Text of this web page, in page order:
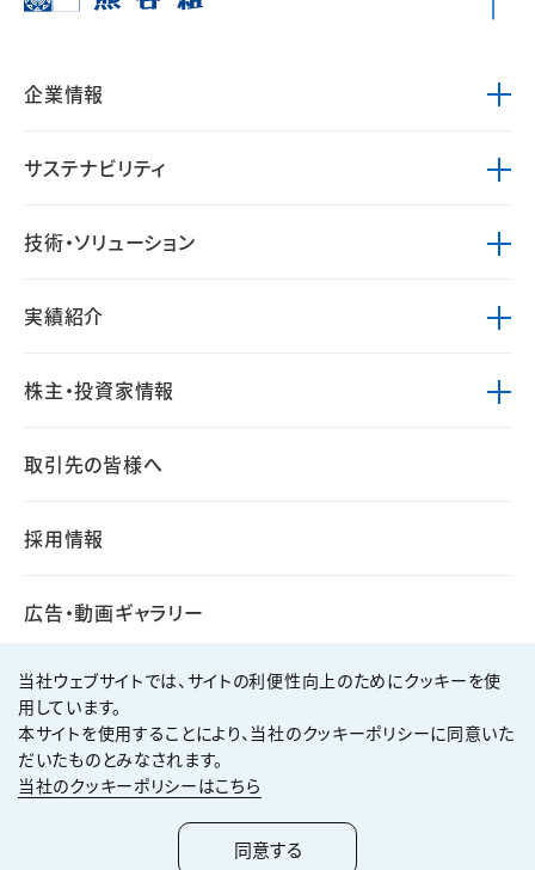
企業情報
サステナビリティ
技術・ソリューション
実績紹介
株主・投資家情報
取引先の皆様へ
採用情報
広告・動画ギャラリー
個人情報保護方針
サイト利用規約
サイトマップ
2026KUMAGAI GUMI CO.,LTD All Rights Reserved.
当社ウェブサイトでは、サイトの利便性向上のためにクッキーを使
用しています。
本サイトを使用することにより、当社のクッキーポリシーに同意いた
だいたものとみなされます。
当社のクッキーポリシーはこちら
同意する